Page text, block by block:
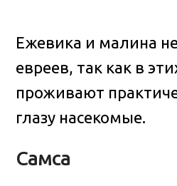
Ежевика и малина
евреев, так как в
проживают
глазу насекомые.
Самса